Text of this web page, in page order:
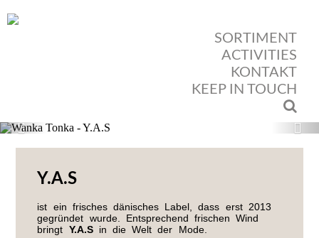
SORTIMENT
ACTIVITIES
KONTAKT
KEEP IN TOUCH
Previous
Y.A.S
ist ein frisches dänisches Label, dass erst 2013
gegründet wurde. Entsprechend frischen Wind
bringt Y.A.Sin die Welt der Mode.